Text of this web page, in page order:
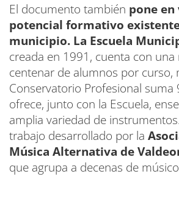
El documento también pone
potencial formativo
municipio. La Escuela
creada en 1991, cuenta con
centenar de alumnos por curso,
Conservatorio Profesional suma
ofrece, junto con la Escuela,
amplia variedad de
trabajo desarrollado por la
Música Alternativa de
que agrupa a decenas de